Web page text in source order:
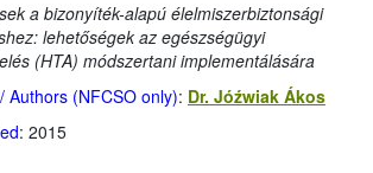
a bizonyíték-alapú élelmiszerbiztonsági
lehetőségek az egészségügyi
(HTA) módszertani implementálására
/ Authors (NFCSO only): Dr. Jóźwiak Ákos
: 2015